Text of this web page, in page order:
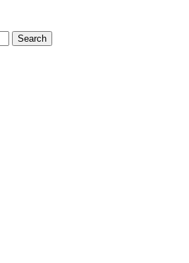
Search